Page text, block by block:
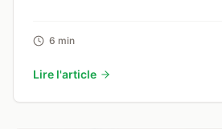
6 min
Lire l'article